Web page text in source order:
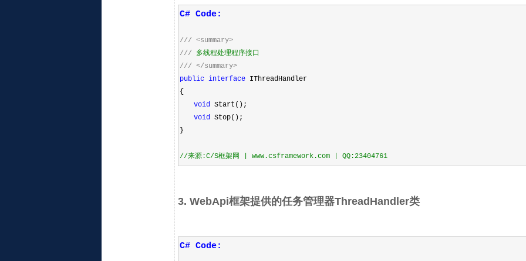
C# Code:
/// <summary>
/// 多线程处理程序接口
/// </summary>
public interfaceIThreadHandler
{
voidStart();
voidStop();
}
//来源:C/S框架网 | www.csframework.com | QQ:23404761
3. WebApi框架提供的任务管理器ThreadHandler类
C# Code: